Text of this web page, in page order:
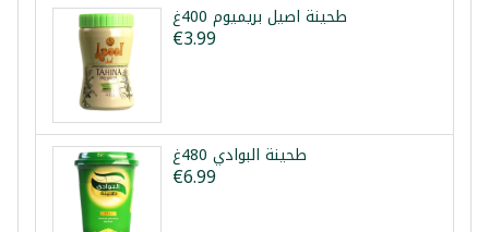
طحينة اصيل بريميوم 400غ
€3.99
طحينة البوادي 480غ
€6.99